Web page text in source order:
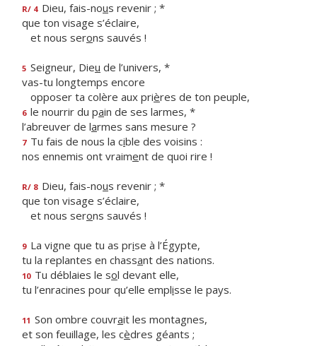
R/ 4 Dieu, fais-nous revenir ; *
que ton visage s’éclaire,
et nous serons sauvés !
5 Seigneur, Dieu de l’univers, *
vas-tu longtemps encore
opposer ta colère aux prières de ton peuple,
6 le nourrir du pain de ses larmes, *
l’abreuver de larmes sans mesure ?
7 Tu fais de nous la cible des voisins :
nos ennemis ont vraiment de quoi rire !
R/ 8 Dieu, fais-nous revenir ; *
que ton visage s’éclaire,
et nous serons sauvés !
9 La vigne que tu as prise à l’Égypte,
tu la replantes en chassant des nations.
10 Tu déblaies le sol devant elle,
tu l’enracines pour qu’elle emplisse le pays.
11 Son ombre couvrait les montagnes,
et son feuillage, les cèdres géants ;